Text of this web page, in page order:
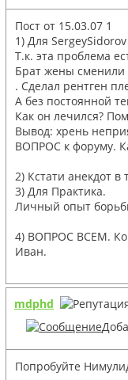
Пост от 15.03.07 1
1) Для SergeySidorov
Т.к. эта проблема
Брат жены сменили
. Сделал рентген
А без постоянной
Как он лечился?
Вывод: хрень
ВОПРОС к форуму.
2) Кстати анекдот
3) Для Практика.
Личный опыт
4) ВОПРОС ВСЕМ.
Иван.
mdphd
Попробуйте